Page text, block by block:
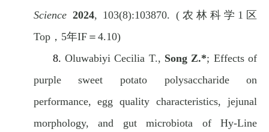
Science 2024, 103(8):103870. ( 农林科学 1 区
Top， 5年IF＝ 4.10)
8. Oluwabiyi Cecilia T., Song Z.*; Effects of
purple sweet potato polysaccharide on
performance, egg quality characteristics, jejunal
morphology, and gut microbiota of Hy-Line